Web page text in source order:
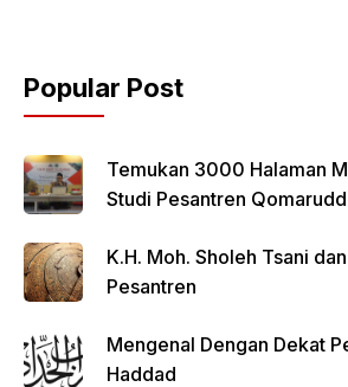
Popular Post
Temukan 3000 Halaman
Studi Pesantren
K.H. Moh. Sholeh Tsani
Pesantren
Mengenal Dengan Dekat
Haddad